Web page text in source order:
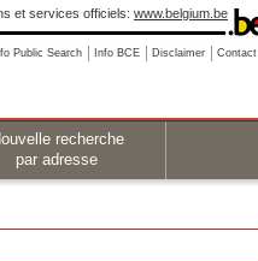
et services officiels: www.belgium.be
Public Search Info BCE Disclaimer Contact
recherche
par adresse